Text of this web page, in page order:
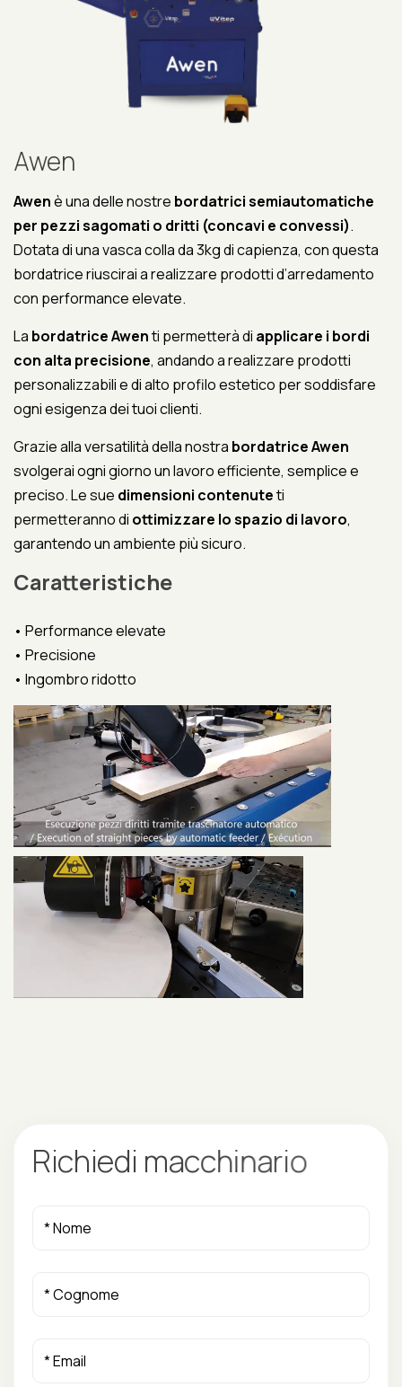
Awen
Awenè una delle nostre bordatrici semiautomatiche
per pezzi sagomati o dritti (concavi e convessi).
Dotata di una vasca colla da 3kg di capienza, con questa
bordatrice riuscirai a realizzare prodotti d’arredamento
con performance elevate.
La bordatrice Awenti permetterà di applicare i bordi
con alta precisione, andando a realizzare prodotti
personalizzabili e di alto profilo estetico per soddisfare
ogni esigenza dei tuoi clienti.
Grazie alla versatilità della nostra bordatrice Awen
svolgerai ogni giorno un lavoro efficiente, semplice e
preciso. Le sue dimensioni contenuteti
permetteranno di ottimizzare lo spazio di lavoro,
garantendo un ambiente più sicuro.
Caratteristiche
• Performance elevate
• Precisione
• Ingombro ridotto
Richiedi macchinario